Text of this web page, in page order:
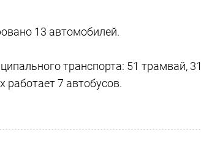
13 автомобилей.
транспорта: 51 трамвай, 31
работает 7 автобусов.